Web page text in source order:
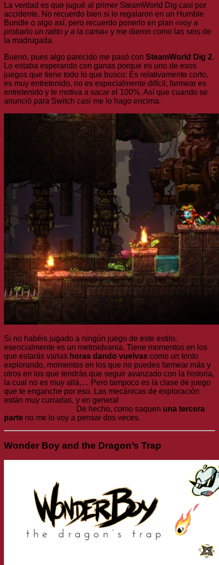
La verdad es que jugué al primer SteamWorld Dig casi por
accidente. No recuerdo bien si lo regalaron en un Humble
Bundle o algo así, pero recuerdo ponerlo en plan «voy a
probarlo un ratito y a la cama» y me dieron como las seis de
la madrugada.
Bueno, pues algo parecido me pasó con SteamWorld Dig 2.
Lo estaba esperando con ganas porque es uno de esos
juegos que tiene todo lo que busco: Es relativamente corto,
es muy entretenido, no es especialmente difícil, farmear es
entretenido y te motiva a sacar el 100%. Así que cuando se
anunció para Switch casi me lo hago encima.
Si no habéis jugado a ningún juego de este estilo,
esencialmente es un metroidvania. Tiene momentos en los
que estarás varias horas dando vuelvas como un tonto
explorando, momentos en los que no puedes farmear más y
otros en los que tendrás que seguir avanzado con la historia,
la cual no es muy allá,… Pero tampoco es la clase de juego
que te enganche por eso. Las mecánicas de exploración
están muy curradas, y en general
De hecho, como saquen una tercera
parte no me lo voy a pensar dos veces.
Wonder Boy and the Dragon’s Trap